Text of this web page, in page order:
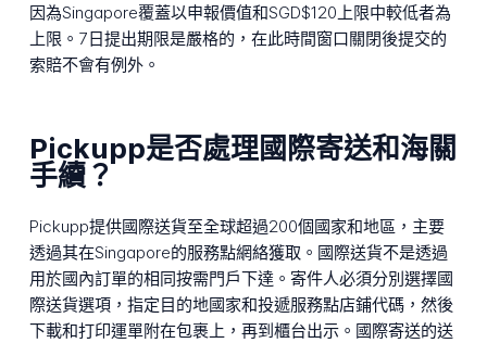
因為Singapore覆蓋以申報價值和SGD$120上限中較低者為
上限。7日提出期限是嚴格的，在此時間窗口關閉後提交的
索賠不會有例外。
Pickupp是否處理國際寄送和海關
手續？
Pickupp提供國際送貨至全球超過200個國家和地區，主要
透過其在Singapore的服務點網絡獲取。國際送貨不是透過
用於國內訂單的相同按需門戶下達。寄件人必須分別選擇國
際送貨選項，指定目的地國家和投遞服務點店鋪代碼，然後
下載和打印運單附在包裹上，再到櫃台出示。國際寄送的送